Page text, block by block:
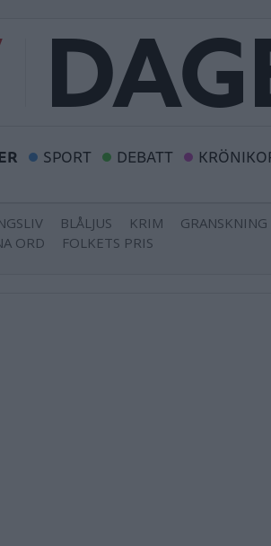
SPORT DEBATT
BLÅLJUS KRIM GRANSKNING
ORD FOLKETS PRIS